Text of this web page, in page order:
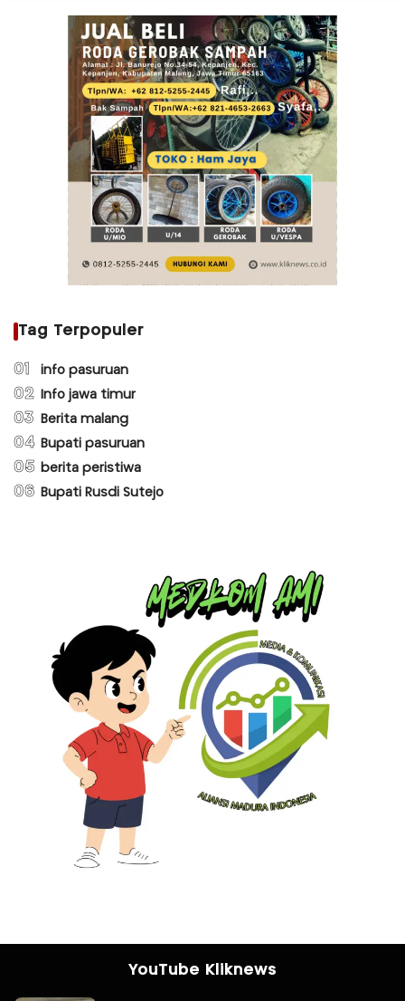
Tag Terpopuler
01 info pasuruan
02 Info jawa timur
03 Berita malang
04 Bupati pasuruan
05 berita peristiwa
06 Bupati Rusdi Sutejo
YouTube Kliknews